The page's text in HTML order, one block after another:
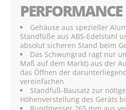
PERFORMANCE
Gehäuse aus spezieller
Standfüße aus ABS-Edelstahl
absolut sicheren Stand beim
Das Schwungrad ragt nur
Maß auf dem Markt) aus der
das Öffnen der
vereinfachen
Standfuß-Bausatz zur
Höhenverstellung des Geräts
Rundmesser 265 mm aus